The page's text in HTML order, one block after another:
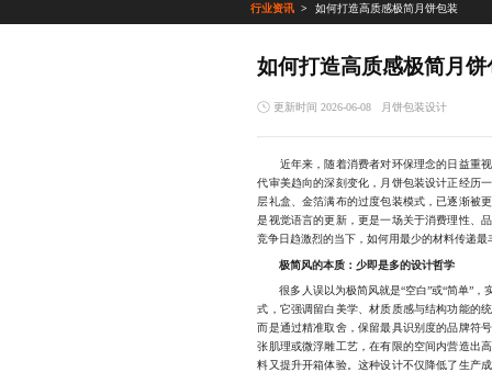
行业资讯 如何打造高质感极简月饼包装
如何打造高质感极简月饼
更新时间 2026-06-08 月饼包装设计
近年来，随着消费者对环保理念的日益重视
代审美趋向的深刻变化，月饼包装设计正经历
层礼盒、金箔满布的过度包装模式，已逐渐被
是视觉语言的更新，更是一场关于消费理性、
竞争日趋激烈的当下，如何用最少的材料传递
极简风的本质：少即是多的设计哲学
很多人误以为极简风就是“空白”或“简单”，
式，它强调留白美学、材质质感与结构功能的
而是通过精准取舍，保留最具识别度的品牌符
张肌理或微浮雕工艺，在有限的空间内营造出
料又提升开箱体验。这种设计不仅降低了生产